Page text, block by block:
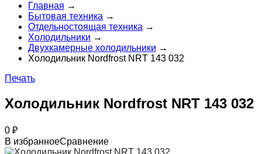
Главная →
Бытовая техника →
Отдельностоящая техника →
Холодильники →
Двухкамерные холодильники →
Холодильник Nordfrost NRT 143 032
Печать
Холодильник Nordfrost NRT 143 032
0 ₽
В избранноеСравнение